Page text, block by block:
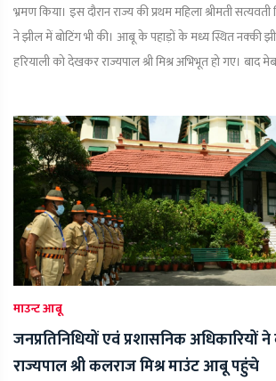
भ्रमण किया। इस दौरान राज्य की प्रथम महिला श्रीमती
ने झील में बोटिंग भी की। आबू के पहाड़ों के मध्य स्थित
हरियाली को देखकर राज्यपाल श्री मिश्र अभिभूत हो गए। बाद
माउन्ट आबू
जनप्रतिनिधियों एवं प्रशासनिक अधिकारियों
राज्यपाल श्री कलराज मिश्र माउंट आबू पहुंचे